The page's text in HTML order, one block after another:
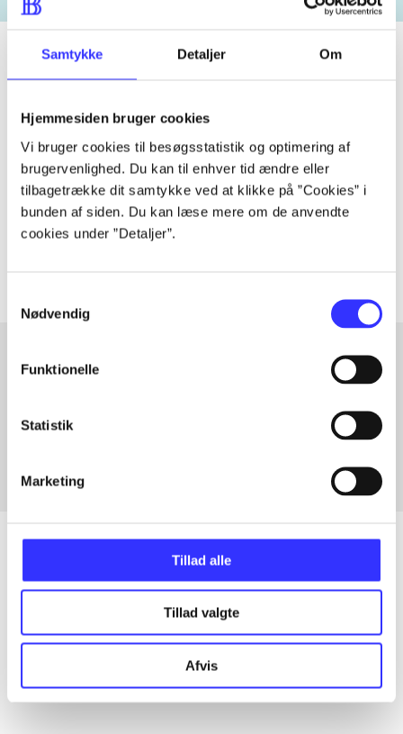
Samtykke Detaljer Om
Hjemmesiden bruger cookies
Vi bruger cookies til besøgsstatistik og optimering af
brugervenlighed. Du kan til enhver tid ændre eller
tilbagetrække dit samtykke ved at klikke på ”Cookies” i
bunden af siden. Du kan læse mere om de anvendte
cookies under ”Detaljer”.
Nødvendig
Funktionelle
Statistik
Marketing
Tillad alle
Tillad valgte
Afvis
Tidsskrift
lorem ipsum dolor sit amet ...
Tidsskrift
Artiklerne ihandler ofte om
Fra
Artikler
Alle registrerede artikler fordelt på udgivelser